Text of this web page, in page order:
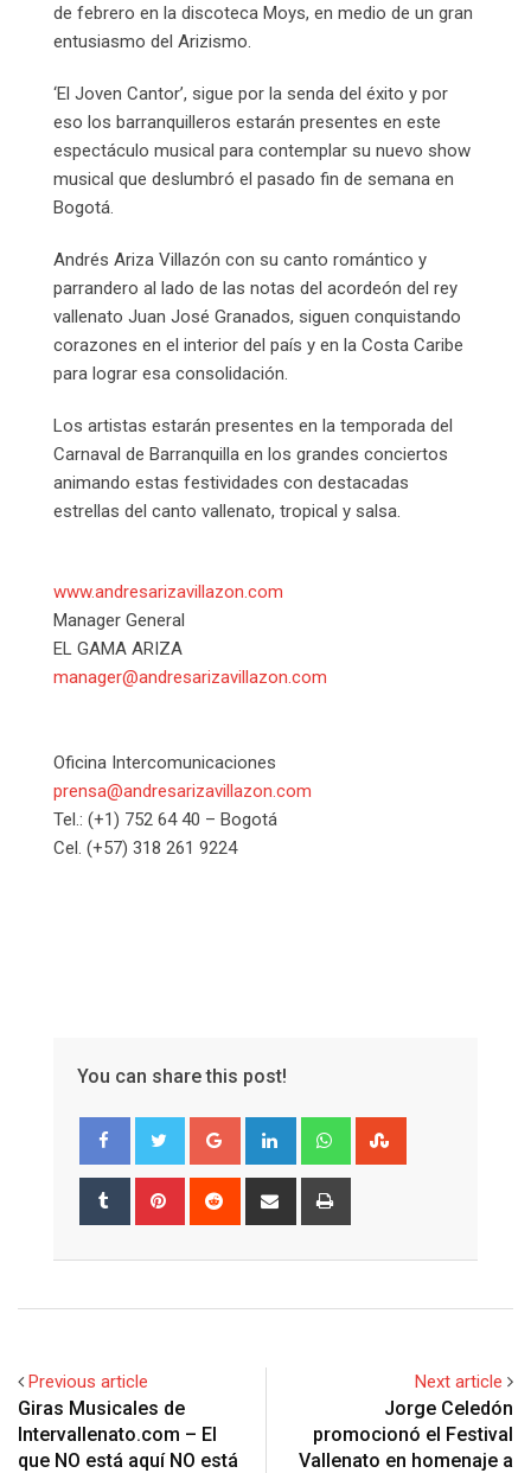
de febrero en la discoteca Moys, en medio de un gran
entusiasmo del Arizismo.
‘El Joven Cantor’, sigue por la senda del éxito y por
eso los barranquilleros estarán presentes en este
espectáculo musical para contemplar su nuevo show
musical que deslumbró el pasado fin de semana en
Bogotá.
Andrés Ariza Villazón con su canto romántico y
parrandero al lado de las notas del acordeón del rey
vallenato Juan José Granados, siguen conquistando
corazones en el interior del país y en la Costa Caribe
para lograr esa consolidación.
Los artistas estarán presentes en la temporada del
Carnaval de Barranquilla en los grandes conciertos
animando estas festividades con destacadas
estrellas del canto vallenato, tropical y salsa.
www.andresarizavillazon.com
Manager General
EL GAMA ARIZA
manager@andresarizavillazon.com
Oficina Intercomunicaciones
prensa@andresarizavillazon.com
Tel.: (+1) 752 64 40 – Bogotá
Cel. (+57) 318 261 9224
You can share this post!
Google+ LinkedIn Whatsapp
Tumblr Pinterest Reddit
Share
Previous article
Giras Musicales de
Intervallenato.com – El
que NO está aquí NO está
Next article
Jorge Celedón
promocionó el Festival
Vallenato en homenaje a